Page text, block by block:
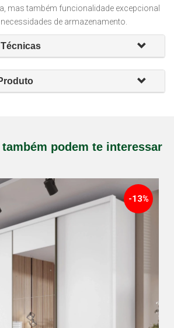
mas também funcionalidade excepcional
de armazenamento.
podem te interessar
-13%